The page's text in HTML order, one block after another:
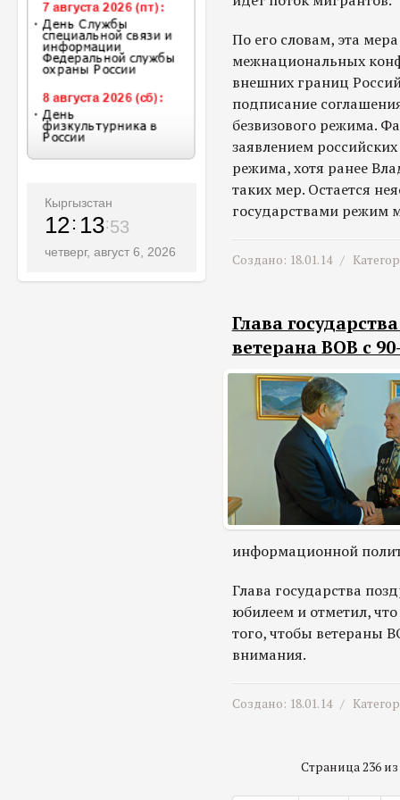
Кыргызстан
12 13 55
четверг, август 6, 2026
По его словам, эта
межнациональных
внешних границ
подписание
безвизового режима.
заявлением
режима, хотя ранее
таких мер. Остается
государствами режим
Создано: 18.01.14 /
Глава
ветерана ВОВ с
информационной
Глава государства
юбилеем и отметил,
того, чтобы ветераны
внимания.
Создано: 18.01.14 /
Страница 236 из